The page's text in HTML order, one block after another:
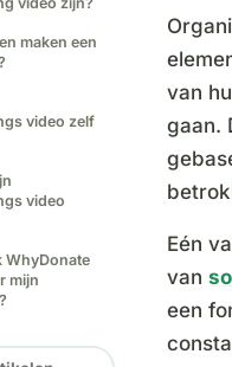
maken een
video zelf
video
WhyDonate
mijn
van
gaan.
Eén
van
een